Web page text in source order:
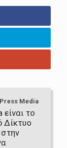
Media
το
Δίκτυο